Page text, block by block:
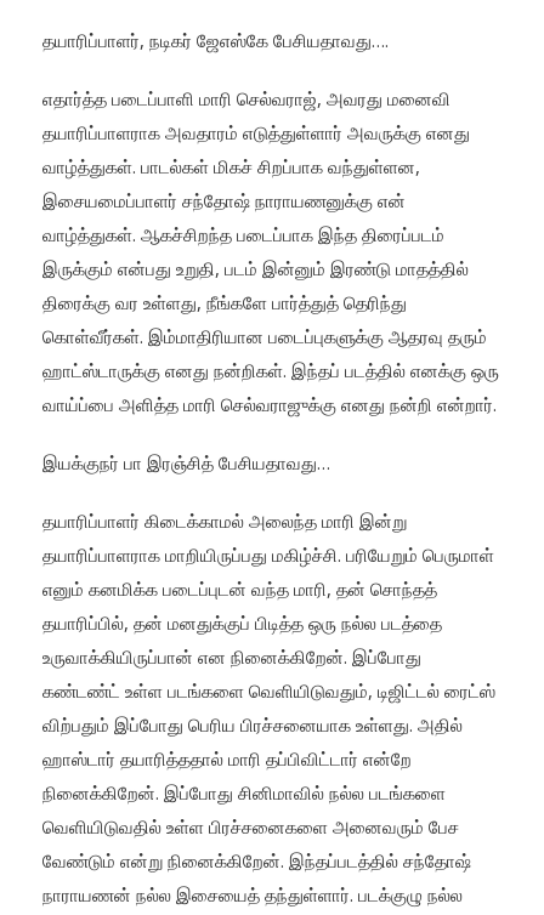
தயாரிப்பாளர், நடிகர் ஜேஎஸ்கே பேசியதாவது….
எதார்த்த படைப்பாளி மாரி செல்வராஜ், அவரது மனைவி
தயாரிப்பாளராக அவதாரம் எடுத்துள்ளார் அவருக்கு எனது
வாழ்த்துகள். பாடல்கள் மிகச் சிறப்பாக வந்துள்ளன,
இசையமைப்பாளர் சந்தோஷ் நாராயணனுக்கு என்
வாழ்த்துகள். ஆகச்சிறந்த படைப்பாக இந்த திரைப்படம்
இருக்கும் என்பது உறுதி, படம் இன்னும் இரண்டு மாதத்தில்
திரைக்கு வர உள்ளது, நீங்களே பார்த்துத் தெரிந்து
கொள்வீர்கள். இம்மாதிரியான படைப்புகளுக்கு ஆதரவு தரும்
ஹாட்ஸ்டாருக்கு எனது நன்றிகள். இந்தப் படத்தில் எனக்கு ஒரு
வாய்ப்பை அளித்த மாரி செல்வராஜுக்கு எனது நன்றி என்றார்.
இயக்குநர் பா இரஞ்சித் பேசியதாவது…
தயாரிப்பாளர் கிடைக்காமல் அலைந்த மாரி இன்று
தயாரிப்பாளராக மாறியிருப்பது மகிழ்ச்சி. பரியேறும் பெருமாள்
எனும் கனமிக்க படைப்புடன் வந்த மாரி, தன் சொந்தத்
தயாரிப்பில், தன் மனதுக்குப் பிடித்த ஒரு நல்ல படத்தை
உருவாக்கியிருப்பான் என நினைக்கிறேன். இப்போது
கண்டண்ட் உள்ள படங்களை வெளியிடுவதும், டிஜிட்டல் ரைட்ஸ்
விற்பதும் இப்போது பெரிய பிரச்சனையாக உள்ளது. அதில்
ஹாஸ்டார் தயாரித்ததால் மாரி தப்பிவிட்டார் என்றே
நினைக்கிறேன். இப்போது சினிமாவில் நல்ல படங்களை
வெளியிடுவதில் உள்ள பிரச்சனைகளை அனைவரும் பேச
வேண்டும் என்று நினைக்கிறேன். இந்தப்படத்தில் சந்தோஷ்
நாராயணன் நல்ல இசையைத் தந்துள்ளார். படக்குழு நல்ல